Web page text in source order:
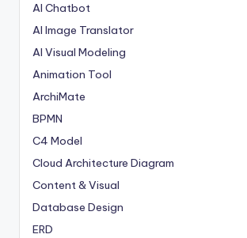
AI Chatbot
AI Image Translator
AI Visual Modeling
Animation Tool
ArchiMate
BPMN
C4 Model
Cloud Architecture Diagram
Content & Visual
Database Design
ERD